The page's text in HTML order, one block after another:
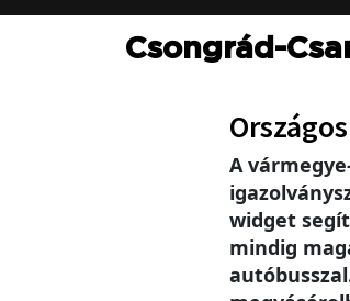
Csongrád-
A
widget
mindig